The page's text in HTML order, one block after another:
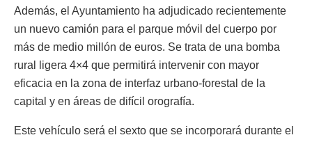
Además, el Ayuntamiento ha adjudicado recientemente
un nuevo camión para el parque móvil del cuerpo por
más de medio millón de euros. Se trata de una bomba
rural ligera 4×4 que permitirá intervenir con mayor
eficacia en la zona de interfaz urbano-forestal de la
capital y en áreas de difícil orografía.
Este vehículo será el sexto que se incorporará durante el